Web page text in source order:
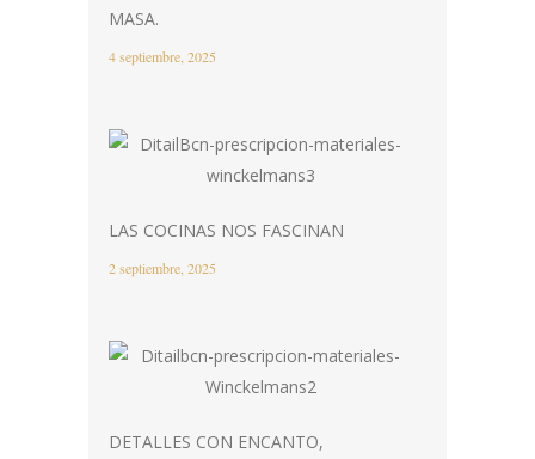
MASA.
4 septiembre, 2025
LAS COCINAS NOS FASCINAN
2 septiembre, 2025
DETALLES CON ENCANTO,